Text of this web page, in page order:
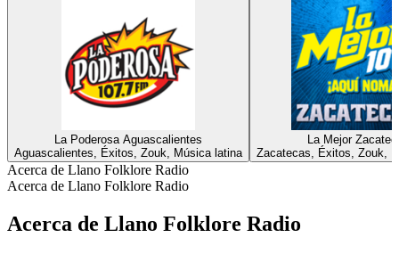
La Poderosa Aguascalientes
Aguascalientes, Éxitos, Zouk, Música latina
La Mejor
Zacatecas, Éxitos, Zouk,
Acerca de Llano Folklore Radio
Acerca de Llano Folklore Radio
Acerca de Llano Folklore Radio